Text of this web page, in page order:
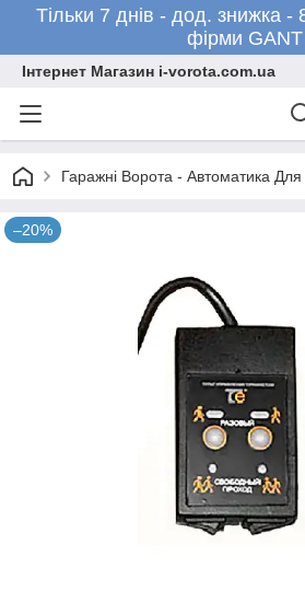
Тільки 7 днів - дод. знижка -
фірми GANT
Інтернет Магазин i-vorota.com.ua
Гаражні Ворота - Автоматика Для
–20%